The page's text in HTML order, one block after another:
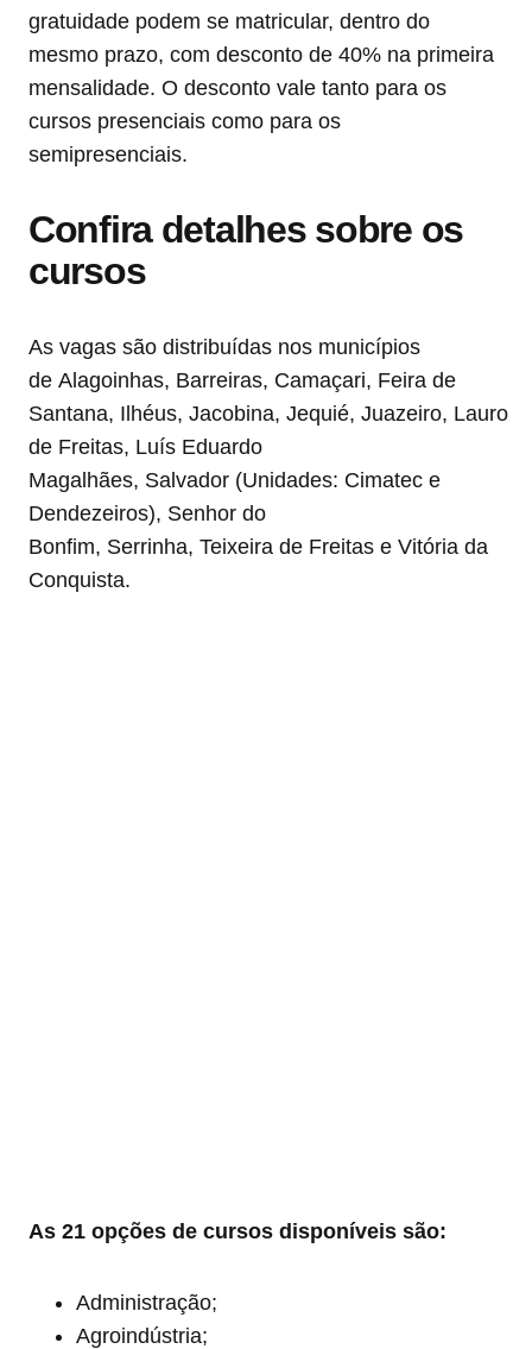
gratuidade podem se matricular, dentro do
mesmo prazo, com desconto de 40% na primeira
mensalidade. O desconto vale tanto para os
cursos presenciais como para os
semipresenciais.
Confira detalhes sobre os
cursos
As vagas são distribuídas nos municípios
de Alagoinhas, Barreiras, Camaçari, Feira de
Santana, Ilhéus, Jacobina, Jequié, Juazeiro, Lauro
de Freitas, Luís Eduardo
Magalhães, Salvador (Unidades: Cimatec e
Dendezeiros), Senhor do
Bonfim, Serrinha, Teixeira de Freitas e Vitória da
Conquista.
As 21 opções de cursos disponíveis são:
Administração;
Agroindústria;